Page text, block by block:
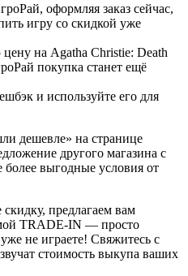
оформляя заказ сейчас,
игру со скидкой уже
на Agatha Christie: Death
покупка станет ещё
и используйте его для
дешевле» на странице
другого магазина с
выгодные условия от
предлагаем вам
TRADE-IN — просто
не играете! Свяжитесь с
стоимость выкупа ваших